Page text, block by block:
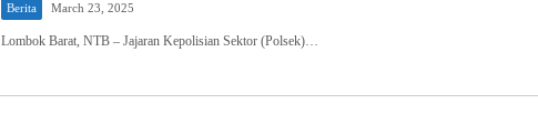
Berita March 23, 2025
Lombok Barat, NTB – Jajaran Kepolisian Sektor (Polsek)…